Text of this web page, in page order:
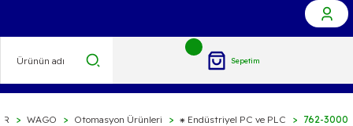
Sepetim
WAGO Otomasyon Ürünleri ⁕ Endüstriyel PC ve PLC 762-3000